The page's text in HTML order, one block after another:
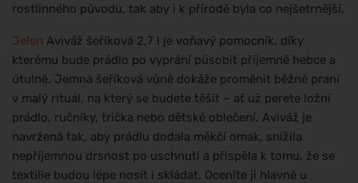
rostlinného původu, tak aby i k přírodě byla co nejšetrnější.
Jelen Aviváž šeříková 2,7 l je voňavý pomocník, díky
kterému bude prádlo po vyprání působit příjemně hebce a
útulně. Jemná šeříková vůně dokáže proměnit běžné praní
v malý rituál, na který se budete těšit – ať už perete ložní
prádlo, ručníky, trička nebo dětské oblečení. Aviváž je
navržená tak, aby prádlu dodala měkčí omak, snížila
nepříjemnou drsnost po uschnutí a přispěla k tomu, že se
textilie budou lépe nosit i skládat. Oceníte ji hlavně u